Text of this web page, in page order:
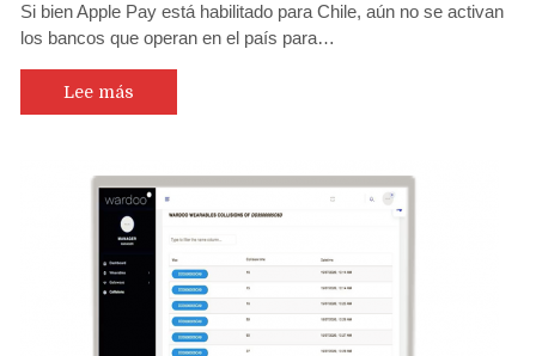
Si bien Apple Pay está habilitado para Chile, aún no se activan
los bancos que operan en el país para…
Lee más